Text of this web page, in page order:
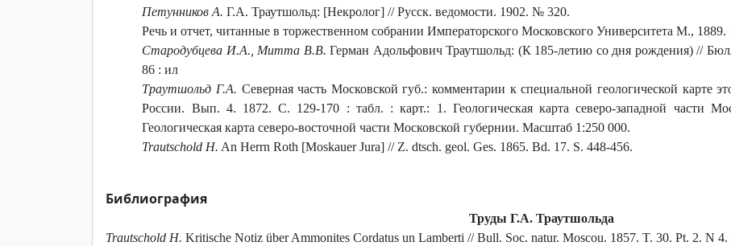
Петунников А. Г.А. Траутшольд: [Некролог] // Русск. ведомости. 1902. № 320.
Речь и отчет, читанные в торжественном собрании Императорского Московского Университета М., 1889.
Стародубцева И.А., Митта В.В. Герман Адольфович Траутшольд: (К 185-летию со дня рождения) //
86 : ил
Траутшольд Г.А. Северная часть Московской губ.: комментарии к специальной геологической карте
России. Вып. 4. 1872. С. 129-170 : табл. : карт.: 1. Геологическая карта северо-западной части
Геологическая карта северо-восточной части Московской губернии. Масштаб 1:250 000.
Trautschold H. An Herrn Roth [Moskauer Jura] // Z. dtsch. geol. Ges. 1865. Bd. 17. S. 448-456.
Библиография
Труды Г.А. Траутшольда
Trautschold H. Kritische Notiz über Ammonites Cordatus un Lamberti // Bull. Soc. natur. Moscou. 1857. T. 30. Pt. 2. N 4.